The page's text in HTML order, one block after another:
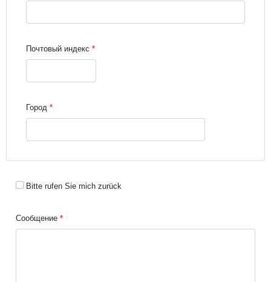
Street address line 3
Почтовый индекс
Город
Bitte rufen Sie mich zurück
Сообщение